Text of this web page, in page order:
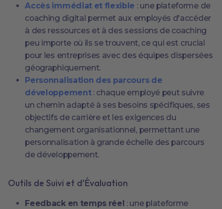
Accès immédiat et flexible : une plateforme de
coaching digital permet aux employés d'accéder
à des ressources et à des sessions de coaching
peu importe où ils se trouvent, ce qui est crucial
pour les entreprises avec des équipes dispersées
géographiquement.
Personnalisation des parcours de
développement: chaque employé peut suivre
un chemin adapté à ses besoins spécifiques, ses
objectifs de carrière et les exigences du
changement organisationnel, permettant une
personnalisation à grande échelle des parcours
de développement.
Outils de Suivi et d’Évaluation
Feedback en temps réel : une plateforme